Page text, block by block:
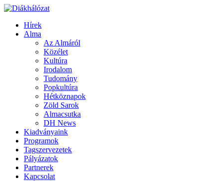
Hírek
Alma
Az Almáról
Közélet
Kultúra
Irodalom
Tudomány
Popkultúra
Hétköznapok
Zöld Sarok
Almacsutka
DH News
Kiadványaink
Programok
Tagszervezetek
Pályázatok
Partnerek
Kapcsolat